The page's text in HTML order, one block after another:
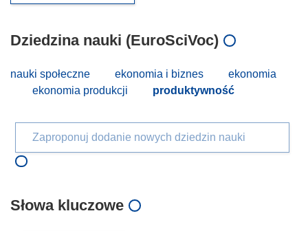
Dziedzina nauki (EuroSciVoc)
nauki społeczne ekonomia i biznes
ekonomia
ekonomia produkcji
produktywność
Zaproponuj dodanie nowych dziedzin nauki
Słowa kluczowe